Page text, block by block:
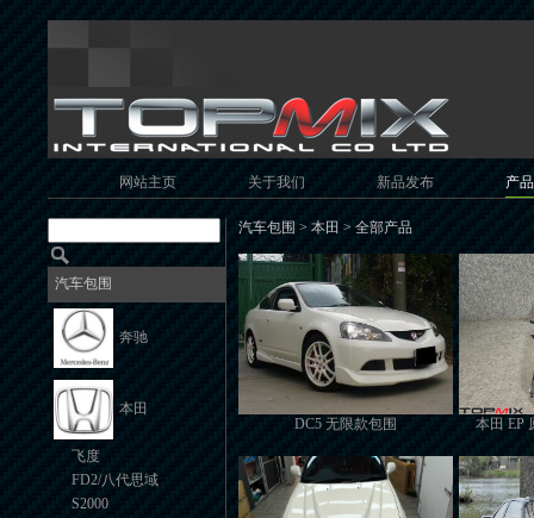
网站主页 关于我们 新品发布 产
汽车包围
奔驰
本田
飞度
FD2/八代思域
S2000
汽车包围 > 本田 > 全部产品
DC5 无限款包围 本田 EP